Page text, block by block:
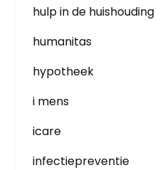
hulp in de huishouding
humanitas
hypotheek
i mens
icare
infectiepreventie